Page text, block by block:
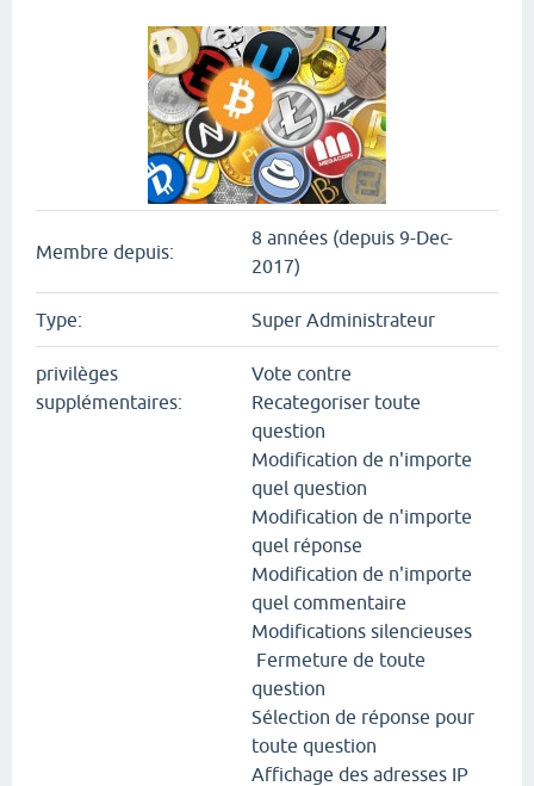
Membre depuis:
8 années (depuis 9-Dec-
2017)
Type: Super Administrateur
privilèges
supplémentaires:
Vote contre
Recategoriser toute
question
Modification de n'importe
quel question
Modification de n'importe
quel réponse
Modification de n'importe
quel commentaire
Modifications silencieuses
Fermeture de toute
question
Sélection de réponse pour
toute question
Affichage des adresses IP